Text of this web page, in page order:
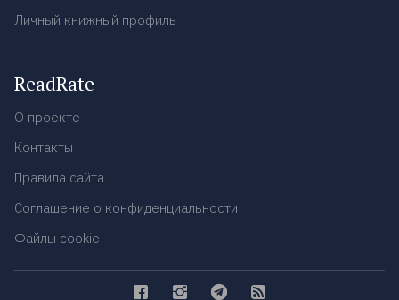
Личный книжный профиль
ReadRate
О проекте
Контакты
Правила сайта
Соглашение о конфиденциальности
Файлы cookie